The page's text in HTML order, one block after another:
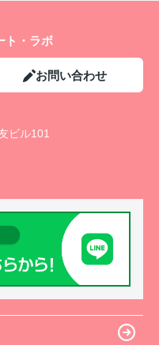
ト・ラボ
お問い合わせ
ビル101